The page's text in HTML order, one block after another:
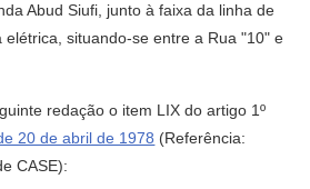
Abud Siufi, junto à faixa da linha de
elétrica, situando-se entre a Rua "10" e
redação o item LIX do artigo 1º
20 de abril de 1978 (Referência:
CASE):